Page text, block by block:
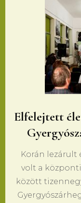
Elfelejtett
Korán lezárult
volt a
között